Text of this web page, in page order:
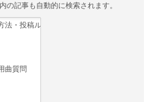
の記事も自動的に検索されます。